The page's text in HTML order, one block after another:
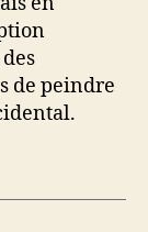
de peindre